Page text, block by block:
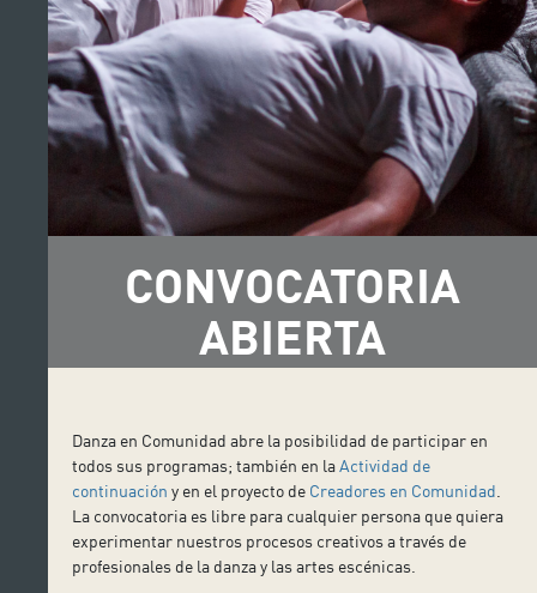
CONVOCATORIA
ABIERTA
Danza en Comunidad abre la posibilidad de participar en
todos sus programas; también en laActividad de
continuación y en el proyecto de Creadores en Comunidad
La convocatoria es libre para cualquier persona que quiera
experimentar nuestros procesos creativos a través de
profesionales de la danza y las artes escénicas.